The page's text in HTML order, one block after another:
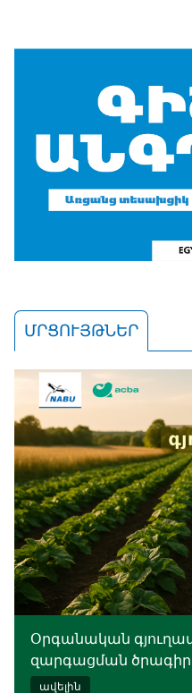
ՄՐՑՈՒՅԹՆԵՐ
Օրգանական
զարգացման ծրագիր
ավելին